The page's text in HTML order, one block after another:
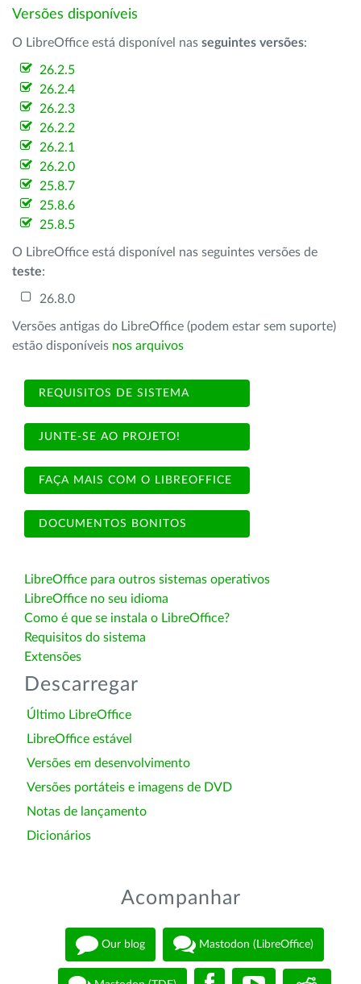
Versões disponíveis
O LibreOffice está disponível nas seguintes versões:
26.2.5
26.2.4
26.2.3
26.2.2
26.2.1
26.2.0
25.8.7
25.8.6
25.8.5
O LibreOffice está disponível nas seguintes versões de
teste:
26.8.0
Versões antigas do LibreOffice (podem estar sem suporte)
estão disponíveis nos arquivos
REQUISITOS DE SISTEMA
JUNTE-SE AO PROJETO!
FAÇA MAIS COM O LIBREOFFICE
DOCUMENTOS BONITOS
LibreOffice para outros sistemas operativos
LibreOffice no seu idioma
Como é que se instala o LibreOffice?
Requisitos do sistema
Extensões
Descarregar
Último LibreOffice
LibreOffice estável
Versões em desenvolvimento
Versões portáteis e imagens de DVD
Notas de lançamento
Dicionários
Acompanhar
Our blog Mastodon (LibreOffice)